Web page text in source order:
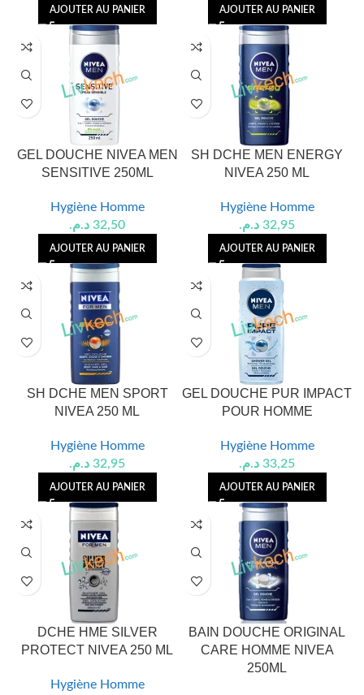
AJOUTER AU PANIER AJOUTER AU PANIER
GEL DOUCHE NIVEA MEN
SENSITIVE 250ML
Hygiène Homme
32,50 د.م.
AJOUTER AU PANIER
SH DCHE MEN ENERGY
NIVEA 250 ML
Hygiène Homme
32,95 د.م.
AJOUTER AU PANIER
SH DCHE MEN SPORT
NIVEA 250 ML
Hygiène Homme
32,95 د.م.
AJOUTER AU PANIER
GEL DOUCHE PUR IMPACT
POUR HOMME
Hygiène Homme
33,25 د.م.
AJOUTER AU PANIER
DCHE HME SILVER
PROTECT NIVEA 250 ML
Hygiène Homme
BAIN DOUCHE ORIGINAL
CARE HOMME NIVEA
250ML